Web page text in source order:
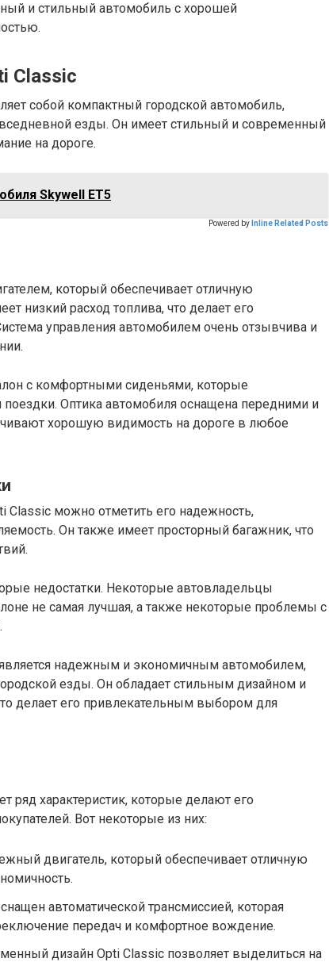
и стильный автомобиль с хорошей
Classic
собой компактный городской автомобиль,
езды. Он имеет стильный и современный
на дороге.
Skywell ET5
Powered by Inline Related Posts
который обеспечивает отличную
низкий расход топлива, что делает его
управления автомобилем очень отзывчива и
с комфортными сиденьями, которые
Оптика автомобиля оснащена передними и
хорошую видимость на дороге в любое
Classic можно отметить его надежность,
Он также имеет просторный багажник, что
недостатки. Некоторые автовладельцы
не самая лучшая, а также некоторые проблемы с
надежным и экономичным автомобилем,
езды. Он обладает стильным дизайном и
делает его привлекательным выбором для
ряд характеристик, которые делают его
Вот некоторые из них:
двигатель, который обеспечивает отличную
автоматической трансмиссией, которая
передач и комфортное вождение.
дизайн Opti Classic позволяет выделиться на